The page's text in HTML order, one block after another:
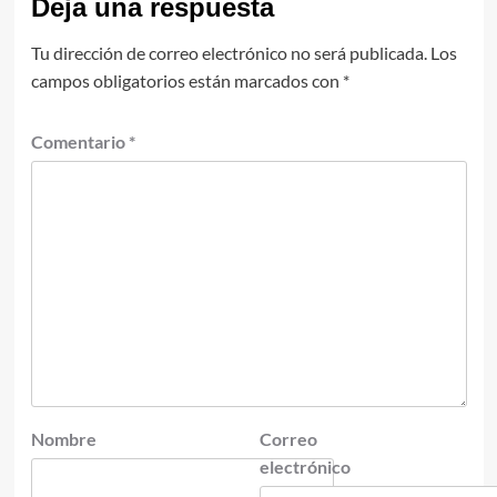
Deja una respuesta
Tu dirección de correo electrónico no será publicada. Los
campos obligatorios están marcados con *
Comentario *
Nombre
Correo
electrónico